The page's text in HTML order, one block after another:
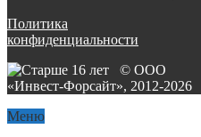
Политика
конфиденциальности
© ООО
«Инвест-Форсайт», 2012-2026
Меню